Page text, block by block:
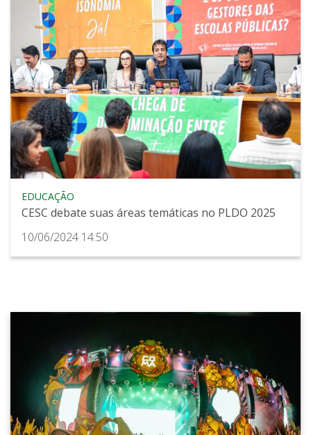
EDUCAÇÃO
CESC debate suas áreas temáticas no PLDO 2025
10/06/2024 14:50